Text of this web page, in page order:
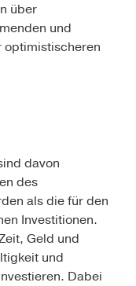
über
und
optimistischeren
davon
des
als die für den
Investitionen.
Geld und
und
Dabei